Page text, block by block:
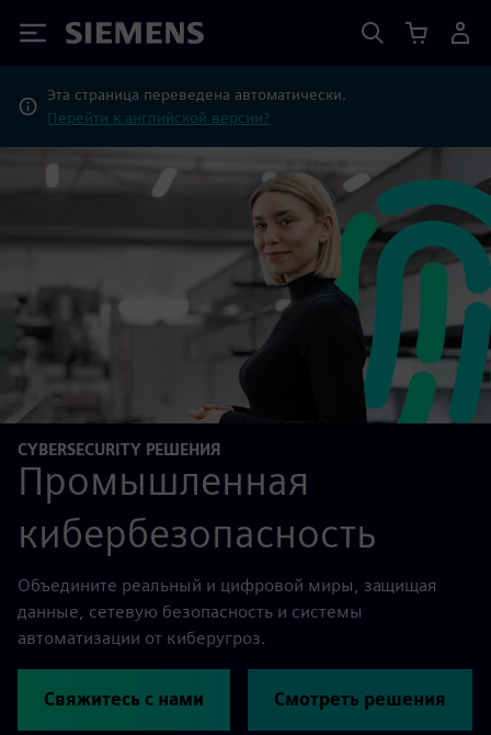
Siemens
Эта страница переведена автоматически.
Перейти к английской версии?
CYBERSECURITY РЕШЕНИЯ
Промышленная
кибербезопасность
Объедините реальный и цифровой миры, защищая
данные, сетевую безопасность и системы
автоматизации от киберугроз.
Свяжитесь с нами Смотреть решения